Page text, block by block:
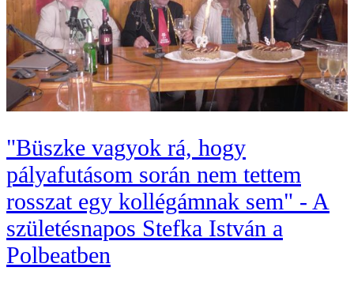
"Büszke vagyok rá, hogy
pályafutásom során nem tettem
rosszat egy kollégámnak sem" - A
születésnapos Stefka István a
Polbeatben